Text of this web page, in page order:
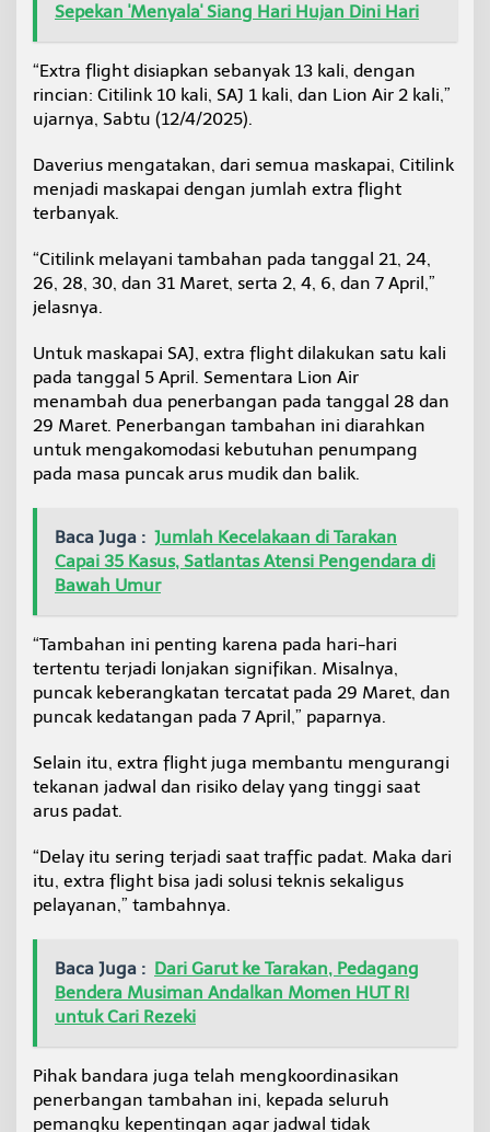
Sepekan 'Menyala' Siang Hari Hujan Dini Hari
“Extra flight disiapkan sebanyak 13 kali, dengan
rincian: Citilink 10 kali, SAJ 1 kali, dan Lion Air 2 kali,”
ujarnya, Sabtu (12/4/2025).
Daverius mengatakan, dari semua maskapai, Citilink
menjadi maskapai dengan jumlah extra flight
terbanyak.
“Citilink melayani tambahan pada tanggal 21, 24,
26, 28, 30, dan 31 Maret, serta 2, 4, 6, dan 7 April,”
jelasnya.
Untuk maskapai SAJ, extra flight dilakukan satu kali
pada tanggal 5 April. Sementara Lion Air
menambah dua penerbangan pada tanggal 28 dan
29 Maret. Penerbangan tambahan ini diarahkan
untuk mengakomodasi kebutuhan penumpang
pada masa puncak arus mudik dan balik.
Baca Juga : Jumlah Kecelakaan di Tarakan
Capai 35 Kasus, Satlantas Atensi Pengendara di
Bawah Umur
“Tambahan ini penting karena pada hari-hari
tertentu terjadi lonjakan signifikan. Misalnya,
puncak keberangkatan tercatat pada 29 Maret, dan
puncak kedatangan pada 7 April,” paparnya.
Selain itu, extra flight juga membantu mengurangi
tekanan jadwal dan risiko delay yang tinggi saat
arus padat.
“Delay itu sering terjadi saat traffic padat. Maka dari
itu, extra flight bisa jadi solusi teknis sekaligus
pelayanan,” tambahnya.
Baca Juga : Dari Garut ke Tarakan, Pedagang
Bendera Musiman Andalkan Momen HUT RI
untuk Cari Rezeki
Pihak bandara juga telah mengkoordinasikan
penerbangan tambahan ini, kepada seluruh
pemangku kepentingan agar jadwal tidak